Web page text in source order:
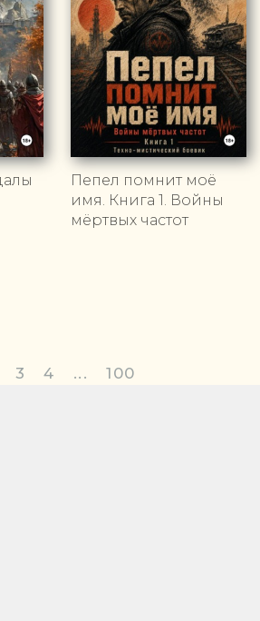
Пепел помнит моё
имя. Книга 1. Войны
мёртвых частот
3 4 ... 100